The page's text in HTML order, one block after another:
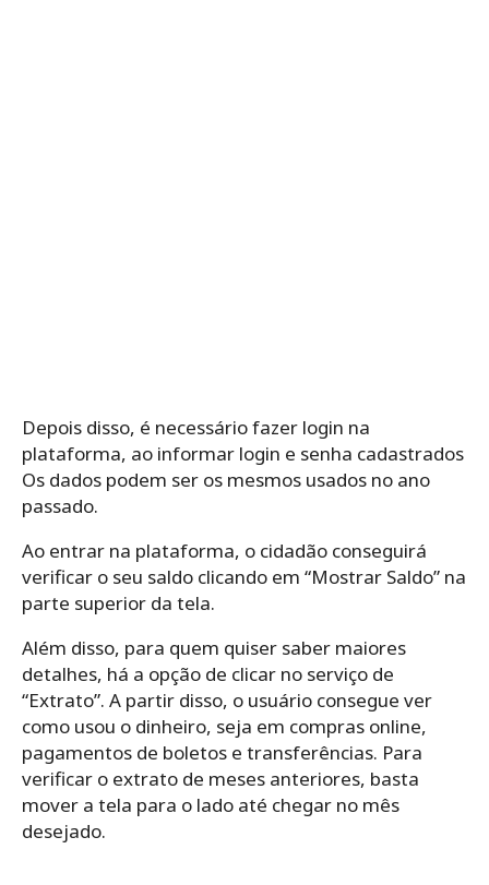
Depois disso, é necessário fazer login na
plataforma, ao informar login e senha cadastrados
Os dados podem ser os mesmos usados no ano
passado.
Ao entrar na plataforma, o cidadão conseguirá
verificar o seu saldo clicando em “Mostrar Saldo” na
parte superior da tela.
Além disso, para quem quiser saber maiores
detalhes, há a opção de clicar no serviço de
“Extrato”. A partir disso, o usuário consegue ver
como usou o dinheiro, seja em compras online,
pagamentos de boletos e transferências. Para
verificar o extrato de meses anteriores, basta
mover a tela para o lado até chegar no mês
desejado.